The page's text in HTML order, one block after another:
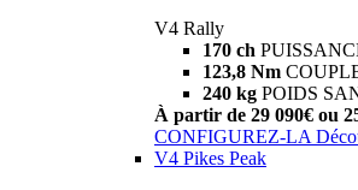
V4 Rally
170 ch
123,8 Nm
240 kg POIDS
À partir de 29 090€ ou
CONFIGUREZ-LA
V4 Pikes Peak